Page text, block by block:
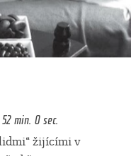
min. 0 sec.
žijícími v